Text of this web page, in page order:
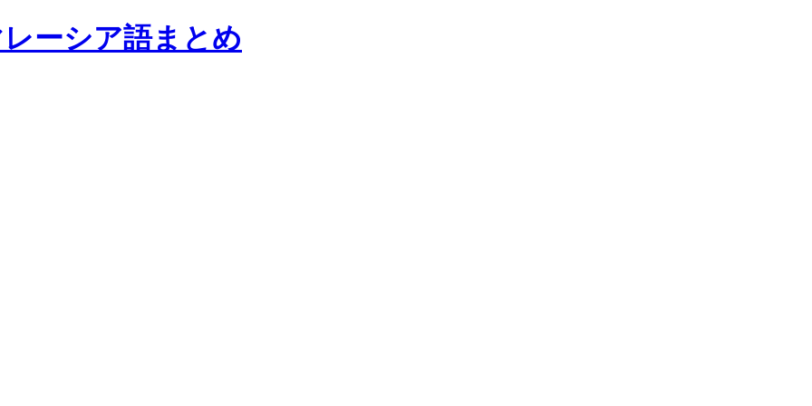
ーシア語まとめ